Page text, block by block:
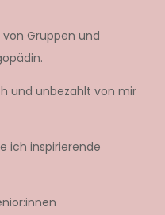
Gruppen und
und unbezahlt von mir
ich inspirierende